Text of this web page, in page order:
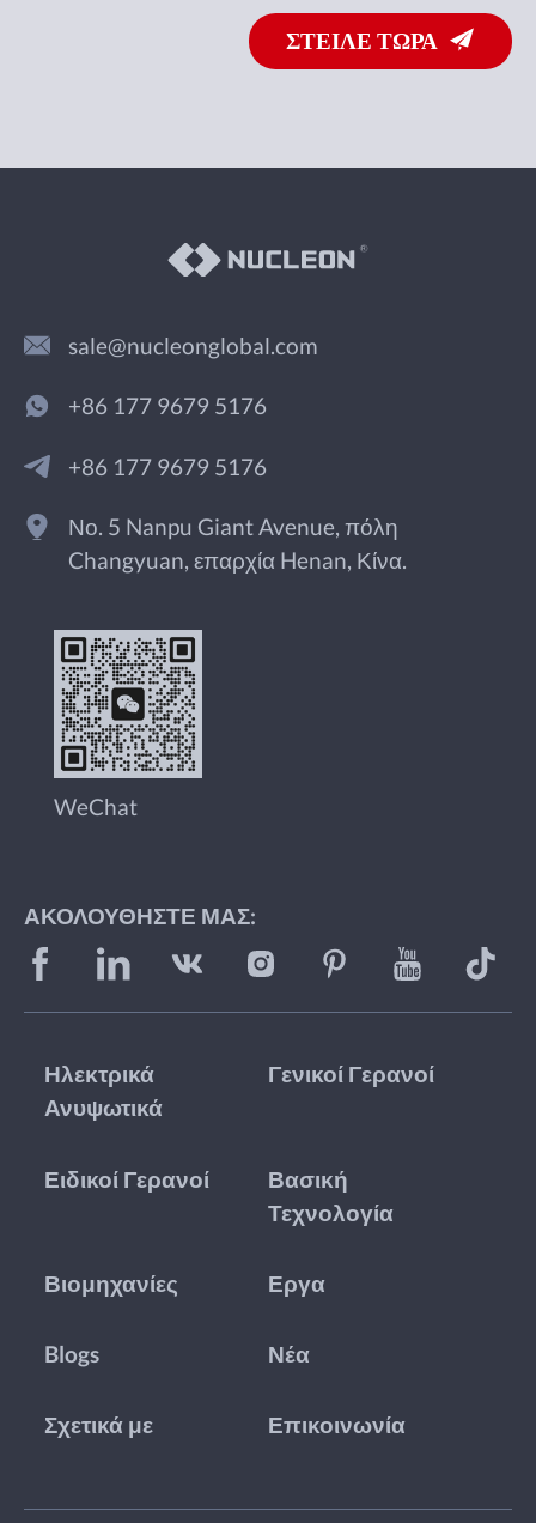
ΣΤΕΙΛΕ ΤΩΡΑ
sale@nucleonglobal.com
+86 177 9679 5176
+86 177 9679 5176
Νο. 5 Nanpu Giant Avenue, πόλη
Changyuan, επαρχία Henan, Κίνα.
WeChat
ΑΚΟΛΟΥΘΉΣΤΕ ΜΑΣ:
Ηλεκτρικά
Ανυψωτικά
Γενικοί Γερανοί
Ειδικοί Γερανοί
Βασική
Τεχνολογία
Βιομηχανίες Εργα
Blogs Νέα
Σχετικά με Επικοινωνία